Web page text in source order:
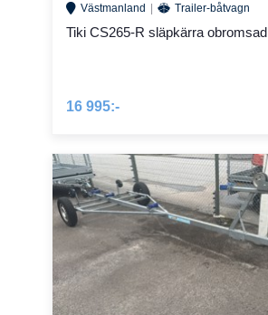
Västmanland Trailer-båtvagn
Tiki CS265-R släpkärra obromsad
16 995:-